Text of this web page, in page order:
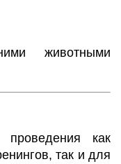
животными
как
так и для